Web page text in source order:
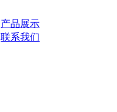
产品展示
联系我们